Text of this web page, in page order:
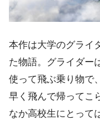
本作は大学のグライ
た物語。グライダー
使って飛ぶ乗り物で
早く飛んで帰ってこ
なか高校生にとって